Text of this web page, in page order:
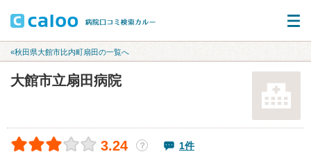
«秋田県大館市比内町扇田の一覧へ
大館市立扇田病院
3.24 ？ 1件